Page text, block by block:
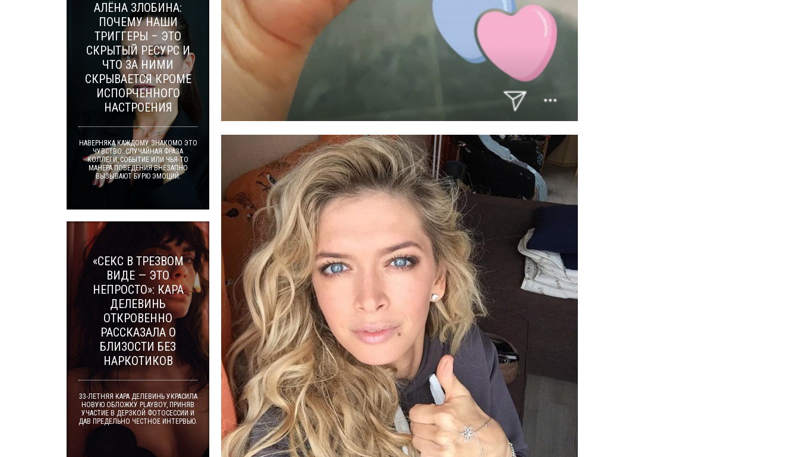
АЛЁНА ЗЛОБИНА:
ПОЧЕМУ НАШИ
ТРИГГЕРЫ – ЭТО
СКРЫТЫЙ РЕСУРС И
ЧТО ЗА НИМИ
СКРЫВАЕТСЯ КРОМЕ
ИСПОРЧЕННОГО
НАСТРОЕНИЯ
НАВЕРНЯКА КАЖДОМУ ЗНАКОМО ЭТО
ЧУВСТВО: СЛУЧАЙНАЯ ФРАЗА
КОЛЛЕГИ, СОБЫТИЕ ИЛИ ЧЬЯ-ТО
МАНЕРА ПОВЕДЕНИЯ ВНЕЗАПНО
ВЫЗЫВАЮТ БУРЮ ЭМОЦИЙ.
«СЕКС В ТРЕЗВОМ
ВИДЕ — ЭТО
НЕПРОСТО»: КАРА
ДЕЛЕВИНЬ
ОТКРОВЕННО
РАССКАЗАЛА О
БЛИЗОСТИ БЕЗ
НАРКОТИКОВ
33-ЛЕТНЯЯ КАРА ДЕЛЕВИНЬ УКРАСИЛА
НОВУЮ ОБЛОЖКУ PLAYBOY, ПРИНЯВ
УЧАСТИЕ В ДЕРЗКОЙ ФОТОСЕССИИ И
ДАВ ПРЕДЕЛЬНО ЧЕСТНОЕ ИНТЕРВЬЮ.